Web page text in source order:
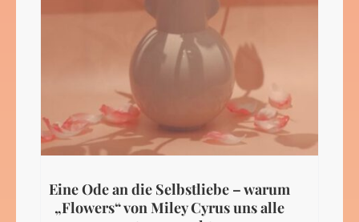
Eine Ode an die Selbstliebe – warum
„Flowers“ von Miley Cyrus uns alle